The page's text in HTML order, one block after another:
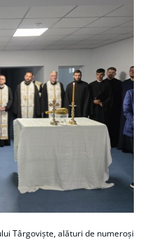
Târgoviște, alături de numeroși